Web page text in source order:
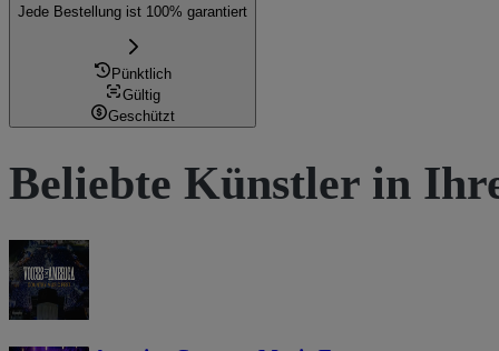
Jede Bestellung ist 100% garantiert
Pünktlich
Gültig
Geschützt
Beliebte Künstler in